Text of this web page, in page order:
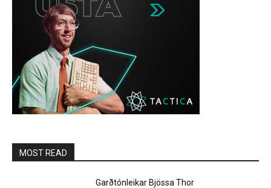
MOST READ
Garðtónleikar Bjössa Thor